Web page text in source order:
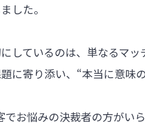
した。
しているのは、単なるマ
に寄り添い、“本当に意味
お悩みの決裁者の方がいら